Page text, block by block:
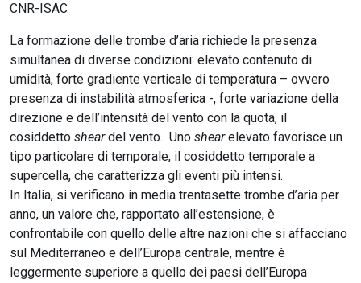
CNR-ISAC
La formazione delle trombe d’aria richiede la presenza
simultanea di diverse condizioni: elevato contenuto di
umidità, forte gradiente verticale di temperatura – ovvero
presenza di instabilità atmosferica -, forte variazione della
direzione e dell’intensità del vento con la quota, il
cosiddetto sheardel vento. Uno shearelevato favorisce un
tipo particolare di temporale, il cosiddetto temporale a
supercella, che caratterizza gli eventi più intensi.
In Italia, si verificano in media trentasette trombe d’aria per
anno, un valore che, rapportato all’estensione, è
confrontabile con quello delle altre nazioni che si affacciano
sul Mediterraneo e dell’Europa centrale, mentre è
leggermente superiore a quello dei paesi dell’Europa